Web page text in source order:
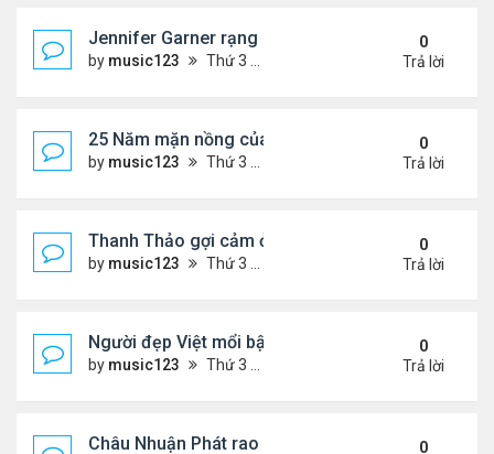
Jennifer Garner rạng rỡ bên bạn trai kém 6 tuổi
by music123 Thứ 3 Tháng 8 04, 2026 6:06 pm
0
Trả lời
25 Năm mặn nồng của 'Điệp viên 007'
by music123 Thứ 3 Tháng 8 04, 2026 5:57 pm
0
Trả lời
Thanh Thảo gợi cảm ở tuổi 49
by music123 Thứ 3 Tháng 8 04, 2026 5:52 pm
0
Trả lời
Người đẹp Việt mổi bật giữa dàn sao châu Á
by music123 Thứ 3 Tháng 8 04, 2026 5:45 pm
0
Trả lời
Châu Nhuận Phát rao bán tài sản
0